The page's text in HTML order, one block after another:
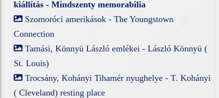
kiállítás - Mindszenty memorabilia
Szomoróci amerikások - The Youngstown
Connection
Tamási, Könnyü László emlékei - László Könnyü (
St. Louis)
Trocsány, Kohányi Tihamér nyughelye - T. Kohányi
( Cleveland) resting place